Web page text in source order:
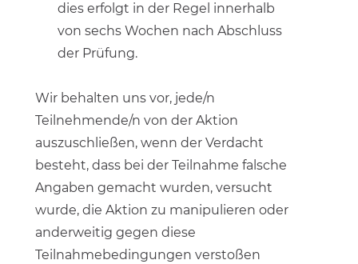
dies erfolgt in der Regel innerhalb
von sechs Wochen nach Abschluss
der Prüfung.
Wir behalten uns vor, jede/n
Teilnehmende/n von der Aktion
auszuschließen, wenn der Verdacht
besteht, dass bei der Teilnahme falsche
Angaben gemacht wurden, versucht
wurde, die Aktion zu manipulieren oder
anderweitig gegen diese
Teilnahmebedingungen verstoßen